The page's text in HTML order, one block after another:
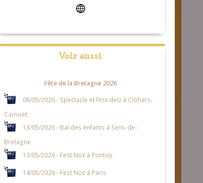
Voir aussi
Fête de la Bretagne 2026
08/05/2026 - Spectacle et fest-deiz à Clohars-
Carnoët
13/05/2026 - Bal des enfants à Sens-de-
Bretagne
13/05/2026 - Fest Noz à Pontivy
14/05/2026 - Fest Noz à Paris